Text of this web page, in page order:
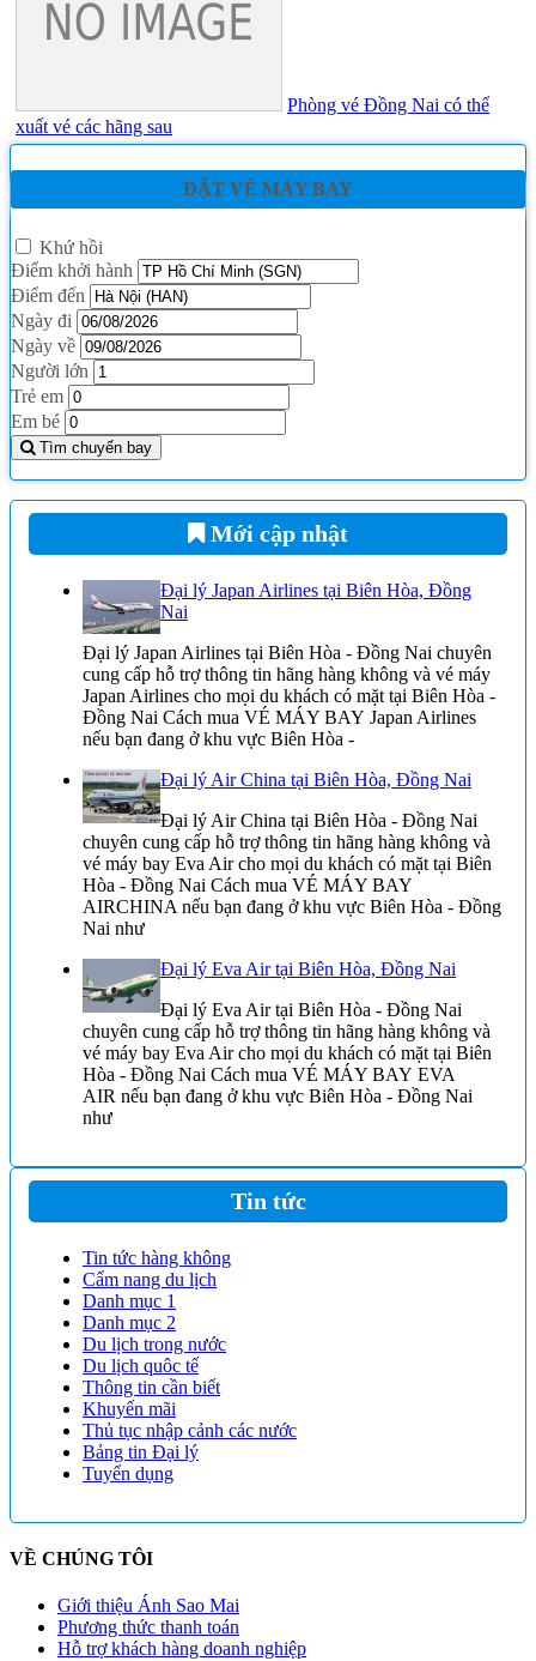
Phòng vé Đồng Nai có thể
xuất vé các hãng sau
ĐẶT VÉ MÁY BAY
Khứ hồi
Điểm khởi hành
Điểm đến
Ngày đi
Ngày về
Người lớn
Trẻ em
Em bé
Tìm chuyến bay
Mới cập nhật
Đại lý Japan Airlines tại Biên Hòa, Đồng
Nai
Đại lý Japan Airlines tại Biên Hòa - Đồng Nai chuyên
cung cấp hỗ trợ thông tin hãng hàng không và vé máy
Japan Airlines cho mọi du khách có mặt tại Biên Hòa -
Đồng Nai Cách mua VÉ MÁY BAY Japan Airlines
nếu bạn đang ở khu vực Biên Hòa -
Đại lý Air China tại Biên Hòa, Đồng Nai
Đại lý Air China tại Biên Hòa - Đồng Nai
chuyên cung cấp hỗ trợ thông tin hãng hàng không và
vé máy bay Eva Air cho mọi du khách có mặt tại Biên
Hòa - Đồng Nai Cách mua VÉ MÁY BAY
AIRCHINA nếu bạn đang ở khu vực Biên Hòa - Đồng
Nai như
Đại lý Eva Air tại Biên Hòa, Đồng Nai
Đại lý Eva Air tại Biên Hòa - Đồng Nai
chuyên cung cấp hỗ trợ thông tin hãng hàng không và
vé máy bay Eva Air cho mọi du khách có mặt tại Biên
Hòa - Đồng Nai Cách mua VÉ MÁY BAY EVA
AIR nếu bạn đang ở khu vực Biên Hòa - Đồng Nai
như
Tin tức
Tin tức hàng không
Cẩm nang du lịch
Danh mục 1
Danh mục 2
Du lịch trong nước
Du lịch quôc tế
Thông tin cần biết
Khuyến mãi
Thủ tục nhập cảnh các nước
Bảng tin Đại lý
Tuyển dụng
VỀ CHÚNG TÔI
Giới thiệu Ánh Sao Mai
Phương thức thanh toán
Hỗ trợ khách hàng doanh nghiệp